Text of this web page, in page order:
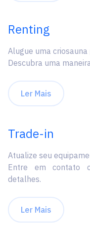
Renting
Alugue uma
Descubra uma
Ler Mais
Trade-in
Atualize seu
Entre em contato
detalhes.
Ler Mais